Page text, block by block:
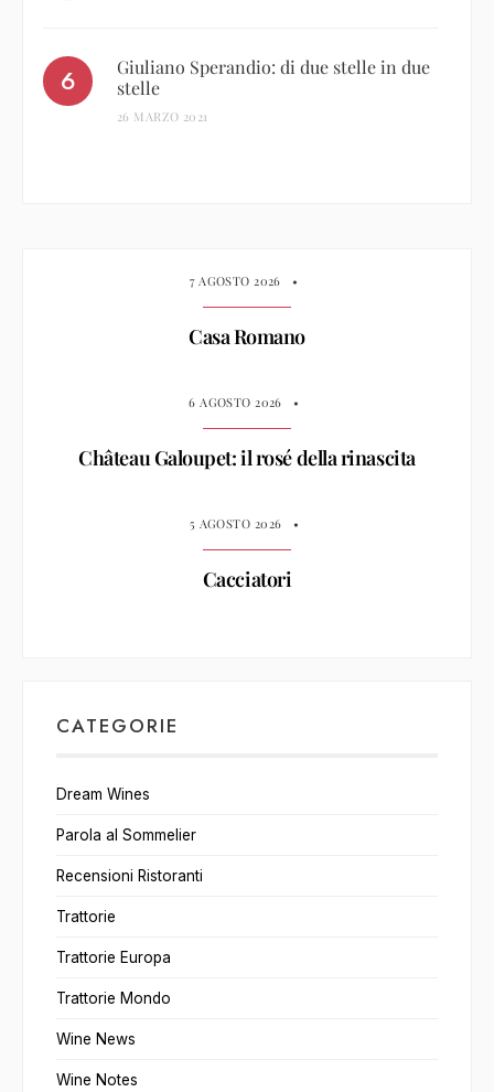
Giuliano Sperandio: di due stelle in due
stelle
26 MARZO 2021
7 AGOSTO 2026 •
Casa Romano
6 AGOSTO 2026 •
Château Galoupet: il rosé della rinascita
5 AGOSTO 2026 •
Cacciatori
CATEGORIE
Dream Wines
Parola al Sommelier
Recensioni Ristoranti
Trattorie
Trattorie Europa
Trattorie Mondo
Wine News
Wine Notes